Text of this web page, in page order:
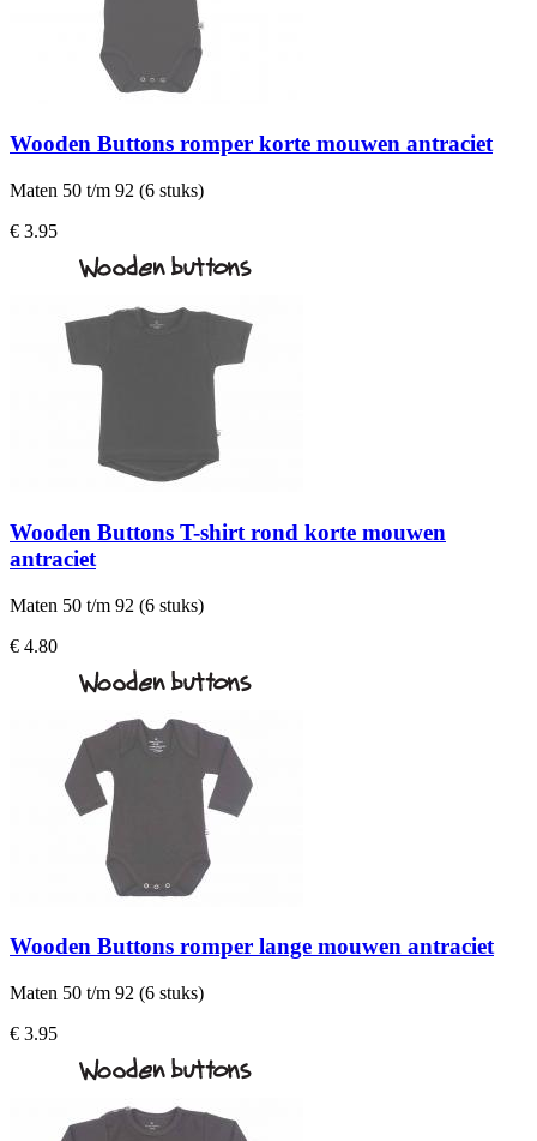
Wooden Buttons romper korte mouwen antraciet
Maten 50 t/m 92 (6 stuks)
€ 3.95
Wooden Buttons T-shirt rond korte mouwen
antraciet
Maten 50 t/m 92 (6 stuks)
€ 4.80
Wooden Buttons romper lange mouwen antraciet
Maten 50 t/m 92 (6 stuks)
€ 3.95